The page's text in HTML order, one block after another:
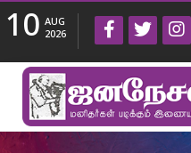
10 AUG
2026